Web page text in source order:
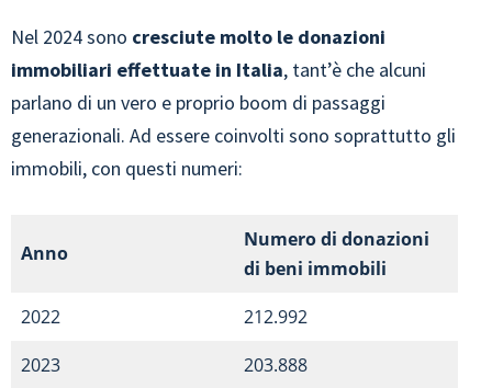
Nel 2024 sono cresciute molto le donazioni
immobiliari effettuate in Italia, tant’è che alcuni
parlano di un vero e proprio boom di passaggi
generazionali. Ad essere coinvolti sono soprattutto gli
immobili, con questi numeri:
Anno
Numero di donazioni
di beni immobili
2022
212.992
2023
203.888